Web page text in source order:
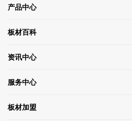
产品中心
板材百科
资讯中心
服务中心
板材加盟